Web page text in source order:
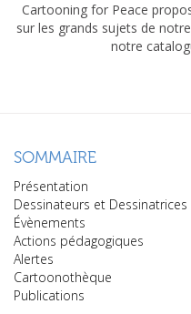
Cartooning for Peace
sur les grands sujets de
notre
SOMMAIRE
Présentation
Dessinateurs et Dessinatrices
Évènements
Actions pédagogiques
Alertes
Cartoonothèque
Publications